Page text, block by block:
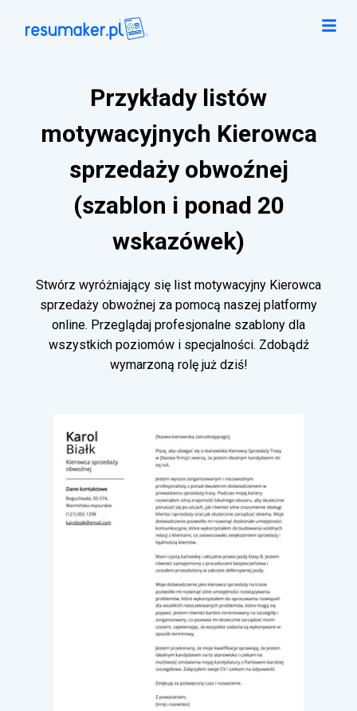
Przykłady listów
motywacyjnych Kierowca
sprzedaży obwoźnej
(szablon i ponad 20
wskazówek)
Stwórz wyróżniający się list motywacyjny Kierowca
sprzedaży obwoźnej za pomocą naszej platformy
online. Przeglądaj profesjonalne szablony dla
wszystkich poziomów i specjalności. Zdobądź
wymarzoną rolę już dziś!